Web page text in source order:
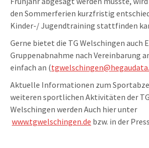
den Sommerferien kurzfristig
Kinder-/ Jugendtraining stattfinden
Gerne bietet die TG Welschingen auch
Gruppenabnahme nach Vereinbarung
einfach an (
Aktuelle Informationen zum
weiteren sportlichen Aktivitäten der TG
Welschingen werden Auch hier unter
www.tgwelschingen.de bzw. in der